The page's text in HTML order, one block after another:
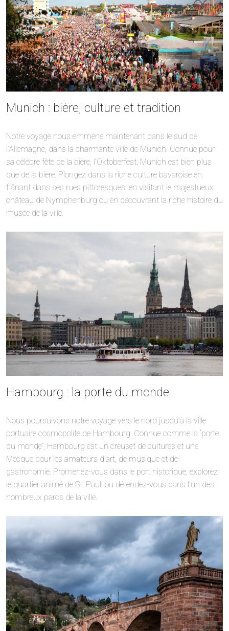
Munich : bière, culture et tradition
Notre voyage nous emmène maintenant dans le sud de
l’Allemagne, dans la charmante ville de Munich. Connue pour
sa célèbre fête de la bière, l’Oktoberfest, Munich est bien plus
que de la bière. Plongez dans la riche culture bavaroise en
flânant dans ses rues pittoresques, en visitant le majestueux
château de Nymphenburg ou en découvrant la riche histoire du
musée de la ville.
Hambourg : la porte du monde
Nous poursuivons notre voyage vers le nord jusqu’à la ville
portuaire cosmopolite de Hambourg. Connue comme la “porte
du monde”, Hambourg est un creuset de cultures et une
Mecque pour les amateurs d’art, de musique et de
gastronomie. Promenez-vous dans le port historique, explorez
le quartier animé de St. Pauli ou détendez-vous dans l’un des
nombreux parcs de la ville.